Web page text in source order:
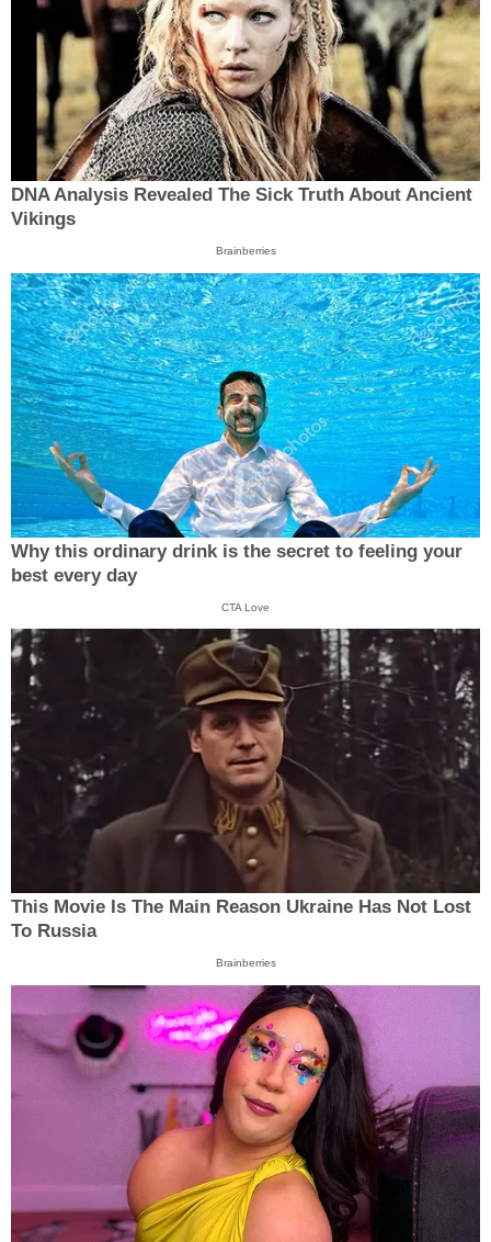
DNA Analysis Revealed The Sick Truth About Ancient
Vikings
Brainberries
Why this ordinary drink is the secret to feeling your
best every day
CTA Love
This Movie Is The Main Reason Ukraine Has Not Lost
To Russia
Brainberries